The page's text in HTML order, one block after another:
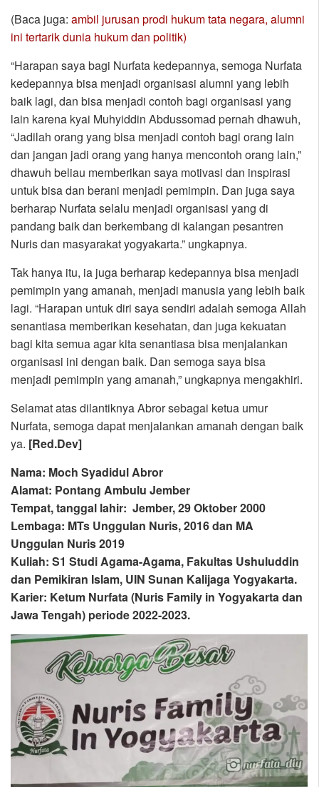
(Baca juga: ambil jurusan prodi hukum tata negara, alumni
ini tertarik dunia hukum dan politik)
“Harapan saya bagi Nurfata kedepannya, semoga Nurfata
kedepannya bisa menjadi organisasi alumni yang lebih
baik lagi, dan bisa menjadi contoh bagi organisasi yang
lain karena kyai Muhyiddin Abdussomad pernah dhawuh,
“Jadilah orang yang bisa menjadi contoh bagi orang lain
dan jangan jadi orang yang hanya mencontoh orang lain,”
dhawuh beliau memberikan saya motivasi dan inspirasi
untuk bisa dan berani menjadi pemimpin. Dan juga saya
berharap Nurfata selalu menjadi organisasi yang di
pandang baik dan berkembang di kalangan pesantren
Nuris dan masyarakat yogyakarta.” ungkapnya.
Tak hanya itu, ia juga berharap kedepannya bisa menjadi
pemimpin yang amanah, menjadi manusia yang lebih baik
lagi. “Harapan untuk diri saya sendiri adalah semoga Allah
senantiasa memberikan kesehatan, dan juga kekuatan
bagi kita semua agar kita senantiasa bisa menjalankan
organisasi ini dengan baik. Dan semoga saya bisa
menjadi pemimpin yang amanah,” ungkapnya mengakhiri.
Selamat atas dilantiknya Abror sebagai ketua umur
Nurfata, semoga dapat menjalankan amanah dengan baik
ya. [Red.Dev]
Nama: Moch Syadidul Abror
Alamat: Pontang Ambulu Jember
Tempat, tanggal lahir: Jember, 29 Oktober 2000
Lembaga: MTs Unggulan Nuris, 2016 dan MA
Unggulan Nuris 2019
Kuliah: S1 Studi Agama-Agama, Fakultas Ushuluddin
dan Pemikiran Islam, UIN Sunan Kalijaga Yogyakarta.
Karier: Ketum Nurfata (Nuris Family in Yogyakarta dan
Jawa Tengah) periode 2022-2023.